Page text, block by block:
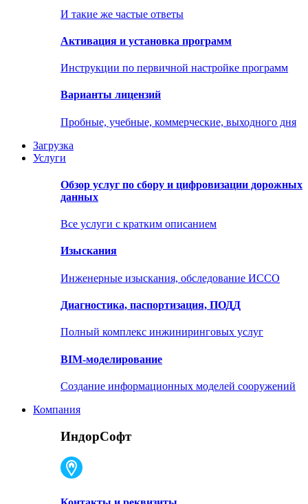
И такие же частые ответы
Активация и установка программ
Инструкции по первичной настройке программ
Варианты лицензий
Пробные, учебные, коммерческие, выходного дня
Загрузка
Услуги
Обзор услуг по сбору и цифровизации дорожных
данных
Все услуги с кратким описанием
Изыскания
Инженерные изыскания, обследование ИССО
Диагностика, паспортизация, ПОДД
Полный комплекс инжиниринговых услуг
BIM-моделирование
Создание информационных моделей сооружений
Компания
ИндорСофт